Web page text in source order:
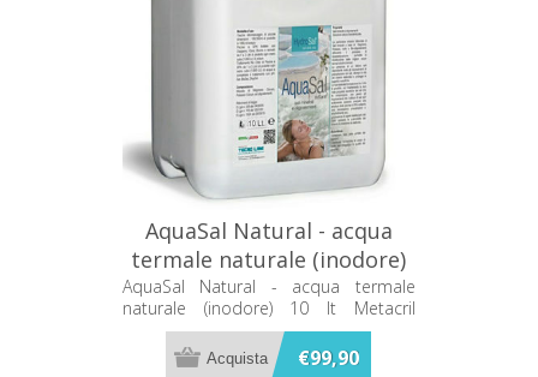
AquaSal Natural - acqua
termale naturale (inodore)
10 lt Metacril 70310001
AquaSal Natural - acqua termale
naturale (inodore) 10 lt Metacril
70310001
€99,90